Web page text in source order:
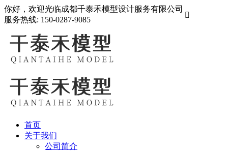
你好，欢迎光临成都千泰禾模型设计服务有限公司
服务热线: 150-0287-9085

首页
关于我们
公司简介